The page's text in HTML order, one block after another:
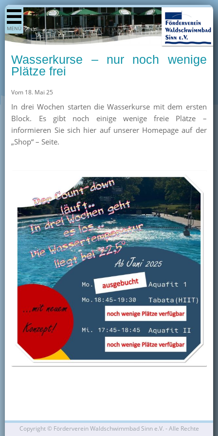
MENÜ
Shop
Aktuelles
Termine
/ Preise
Kurse
Kioskangebote
Team
Pressearchiv
Kontakt
Mitglied werden
Wasserkurse – nur noch wenige
Plätze frei
Vom 18. Mai 25
In drei Wochen starten die Wasserkurse mit dem ersten
Block. Es gibt noch einige wenige freie Plätze –
informieren Sie sich hier auf unserer Homepage auf der
„Shop“ – Seite.
Copyright © Förderverein Waldschwimmbad Sinn e.V. - Alle Rechte